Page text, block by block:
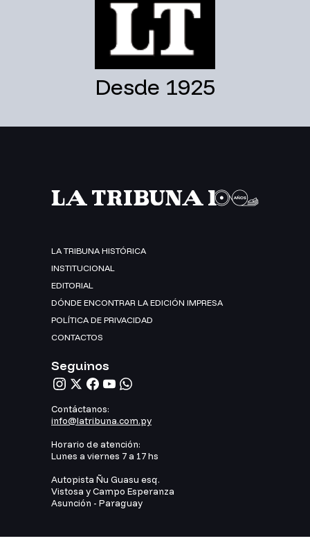
Desde 1925
LA TRIBUNA HISTÓRICA
INSTITUCIONAL
EDITORIAL
DÓNDE ENCONTRAR LA EDICIÓN IMPRESA
POLÍTICA DE PRIVACIDAD
CONTACTOS
Seguinos
Contáctanos:
info@latribuna.com.py
Horario de atención:
Lunes a viernes 7 a 17 hs
Autopista Ñu Guasu esq.
Vistosa y Campo Esperanza
Asunción - Paraguay